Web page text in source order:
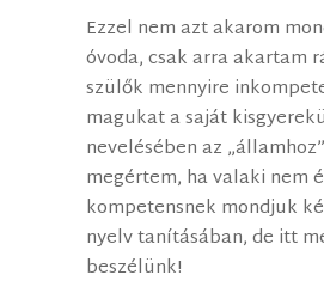
Ezzel nem azt akarom
óvoda, csak arra akartam
szülők mennyire
magukat a saját
nevelésében az
megértem, ha valaki nem
kompetensnek mondjuk
nyelv tanításában, de itt
beszélünk!